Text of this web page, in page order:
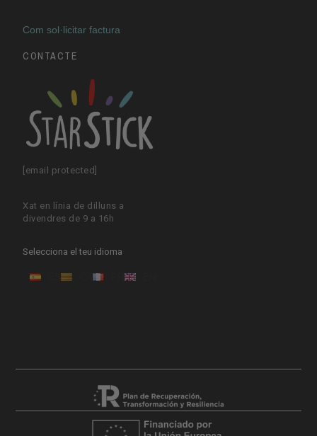
Com sol·licitar factura
CONTACTE
[email protected]
Xat en línia de dilluns a
divendres de 9 a 16h
Selecciona el teu idioma
ES CA FR